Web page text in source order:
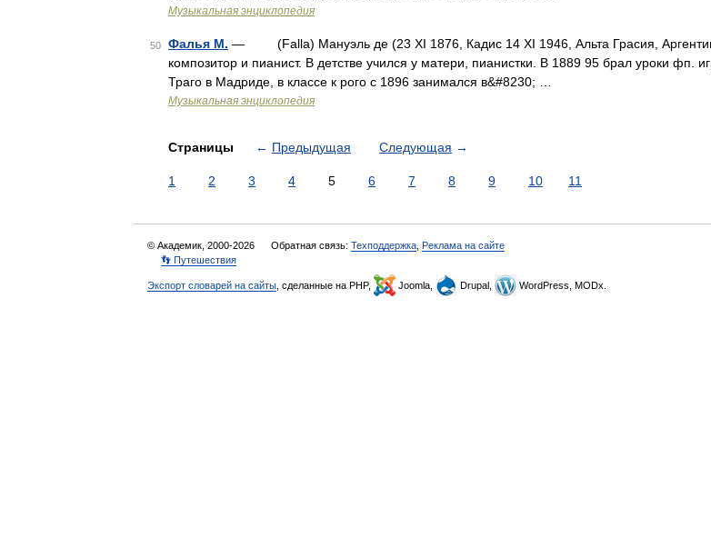
Музыкальная энциклопедия
50 Фалья М. — (Falla) Мануэль де (23 XI 1876, Кадис 14 XI 1946, Альта Грасия,
композитор и пианист. В детстве учился у матери, пианистки. В 1889 95 брал уроки фп.
Траго в Мадриде, в классе к рого с 1896 занимался в&#8230; …
Музыкальная энциклопедия
Страницы ← Предыдущая Следующая →
1 2 3 4 5 6 7 8 9 10 11
© Академик, 2000-2026 Обратная связь: Техподдержка Реклама на сайте
👣 Путешествия
Экспорт словарей на сайты , сделанные на PHP, Joomla, Drupal, WordPress, MODx.